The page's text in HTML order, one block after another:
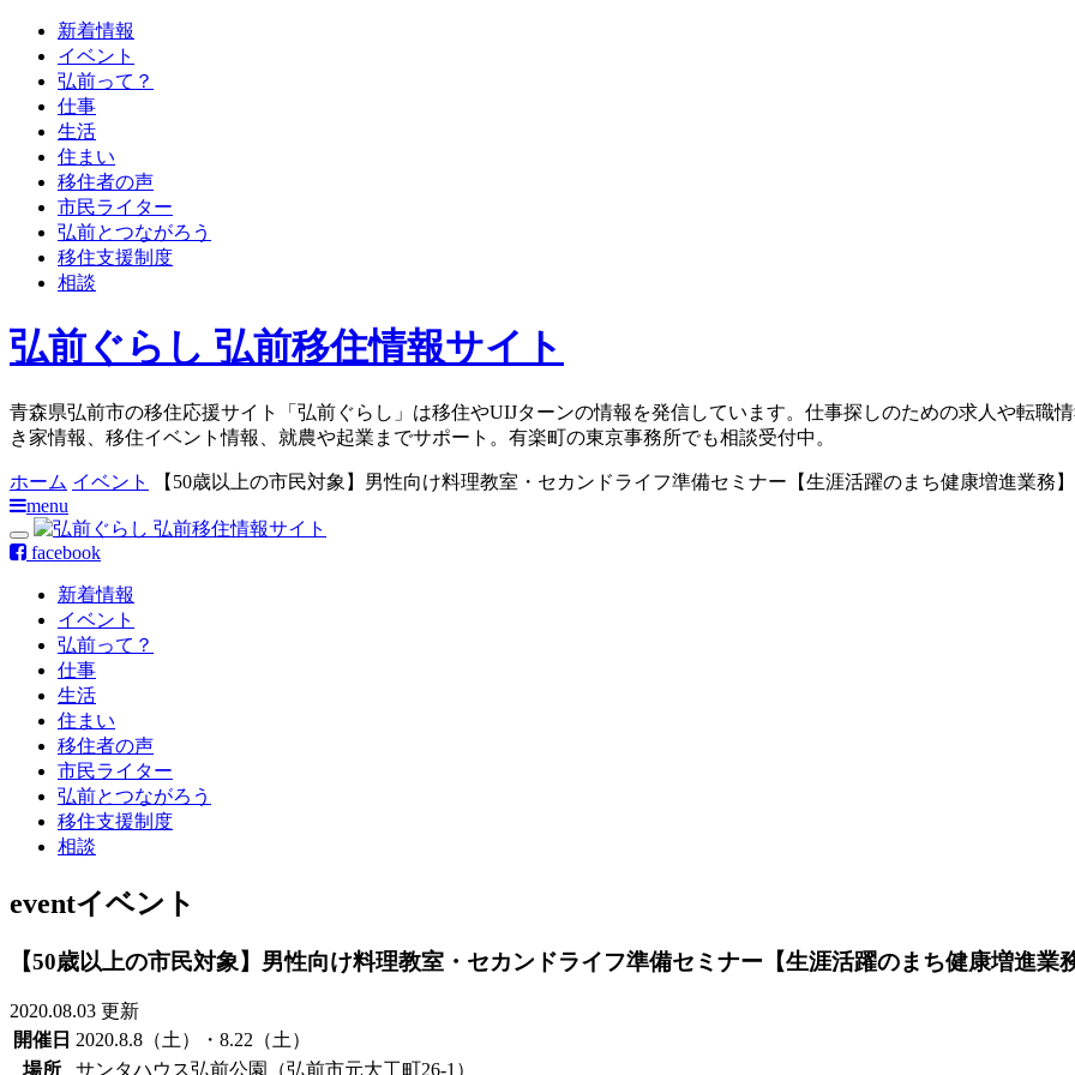
新着情報
イベント
弘前って？
仕事
生活
住まい
移住者の声
市民ライター
弘前とつながろう
移住支援制度
相談
弘前ぐらし 弘前移住情報サイト
青森県弘前市の移住応援サイト「弘前ぐらし」は移住やUIJターンの情報を発信しています。仕事探しのための求人や転職
き家情報、移住イベント情報、就農や起業までサポート。有楽町の東京事務所でも相談受付中。
ホーム イベント
【50歳以上の市民対象】男性向け料理教室・セカンドライフ準備セミナー【生涯活躍のまち健康増進業務】
menu
facebook
新着情報
イベント
弘前って？
仕事
生活
住まい
移住者の声
市民ライター
弘前とつながろう
移住支援制度
相談
eventイベント
【50歳以上の市民対象】男性向け料理教室・セカンドライフ準備セミナー【生涯活躍のまち健康増進業
2020.08.03 更新
開催日 2020.8.8（土）・8.22（土）
場所
サンタハウス弘前公園（弘前市元大工町26-1）